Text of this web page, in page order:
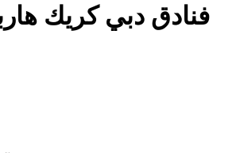
فنادق دبي كريك